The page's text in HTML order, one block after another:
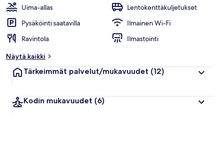
Uima-allas
Lentokenttäkuljetukset
Pysäköinti saatavilla
Ilmainen Wi-Fi
Ravintola
Ilmastointi
Näytä kaikki
Tärkeimmät palvelut/mukavuudet (12)
Kodin mukavuudet (6)